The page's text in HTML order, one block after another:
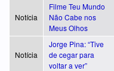
Notícia
Filme Teu Mundo
Não Cabe nos
Meus Olhos
Notícia
Jorge Pina: “Tive
de cegar para
voltar a ver”